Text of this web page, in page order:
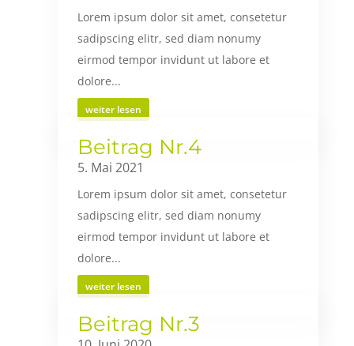
Lorem ipsum dolor sit amet, consetetur
sadipscing elitr, sed diam nonumy
eirmod tempor invidunt ut labore et
dolore...
weiter lesen
Beitrag Nr.4
5. Mai 2021
Lorem ipsum dolor sit amet, consetetur
sadipscing elitr, sed diam nonumy
eirmod tempor invidunt ut labore et
dolore...
weiter lesen
Beitrag Nr.3